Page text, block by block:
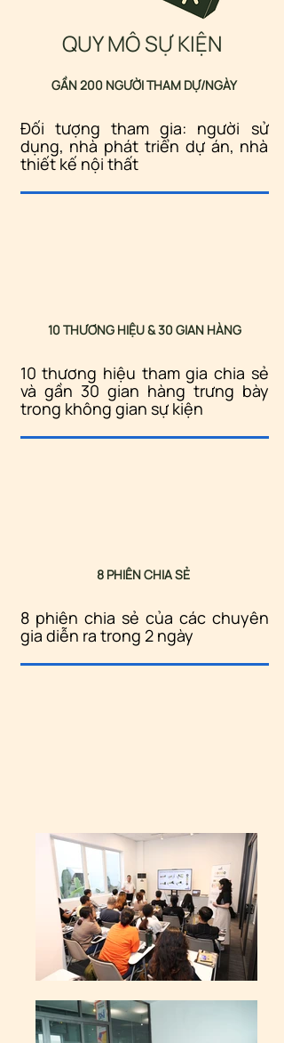
QUY MÔ SỰ KIỆN
GẦN 200 NGƯỜI THAM DỰ/NGÀY
Đối tượng tham gia: người sử
dụng, nhà phát triển dự án, nhà
thiết kế nội thất
10 THƯƠNG HIỆU & 30 GIAN HÀNG
10 thương hiệu tham gia chia sẻ
và gần 30 gian hàng trưng bày
trong không gian sự kiện
8 PHIÊN CHIA SẺ
8 phiên chia sẻ của các chuyên
gia diễn ra trong 2 ngày